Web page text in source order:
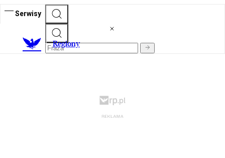
Serwisy
Regiony